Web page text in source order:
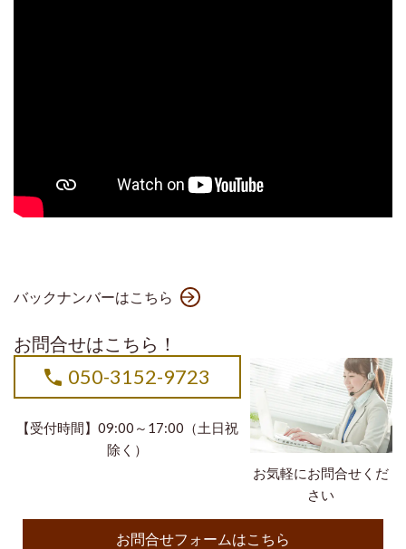
バックナンバーはこちら
お問合せはこちら！
お気軽にお問合せくだ
さい
050-3152-9723
【受付時間】09:00～17:00（土日祝
除く）
お問合せフォームはこちら